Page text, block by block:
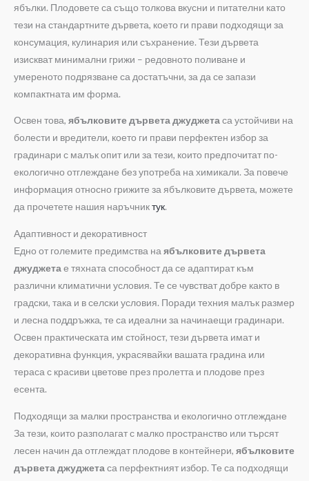
ябълки. Плодовете са също толкова вкусни и питателни като
тези на стандартните дървета, което ги прави подходящи за
консумация, кулинария или съхранение. Тези дървета
изискват минимални грижи – редовното поливане и
умереното подрязване са достатъчни, за да се запази
компактната им форма.
Освен това, ябълковите дървета джуджетаса устойчиви на
болести и вредители, което ги прави перфектен избор за
градинари с малък опит или за тези, които предпочитат по-
екологично отглеждане без употреба на химикали. За повече
информация относно грижите за ябълковите дървета, можете
да прочетете нашия наръчниктук.
Адаптивност и декоративност
Едно от големите предимства на ябълковите дървета
джуджетае тяхната способност да се адаптират към
различни климатични условия. Те се чувстват добре както в
градски, така и в селски условия. Поради техния малък размер
и лесна поддръжка, те са идеални за начинаещи градинари.
Освен практическата им стойност, тези дървета имат и
декоративна функция, украсявайки вашата градина или
тераса с красиви цветове през пролетта и плодове през
есента.
Подходящи за малки пространства и екологично отглеждане
За тези, които разполагат с малко пространство или търсят
лесен начин да отглеждат плодове в контейнери, ябълковите
дървета джуджетаса перфектният избор. Те са подходящи